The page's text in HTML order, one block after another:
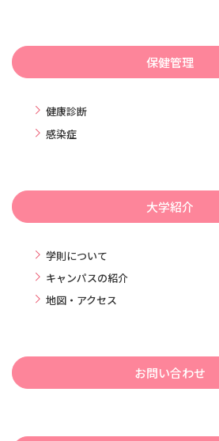
保健管理
健康診断
感染症
大学紹介
学則について
キャンパスの紹介
地図・アクセス
お問い合わせ